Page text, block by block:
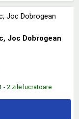
Joc Dobrogean
- 2 zile lucratoare